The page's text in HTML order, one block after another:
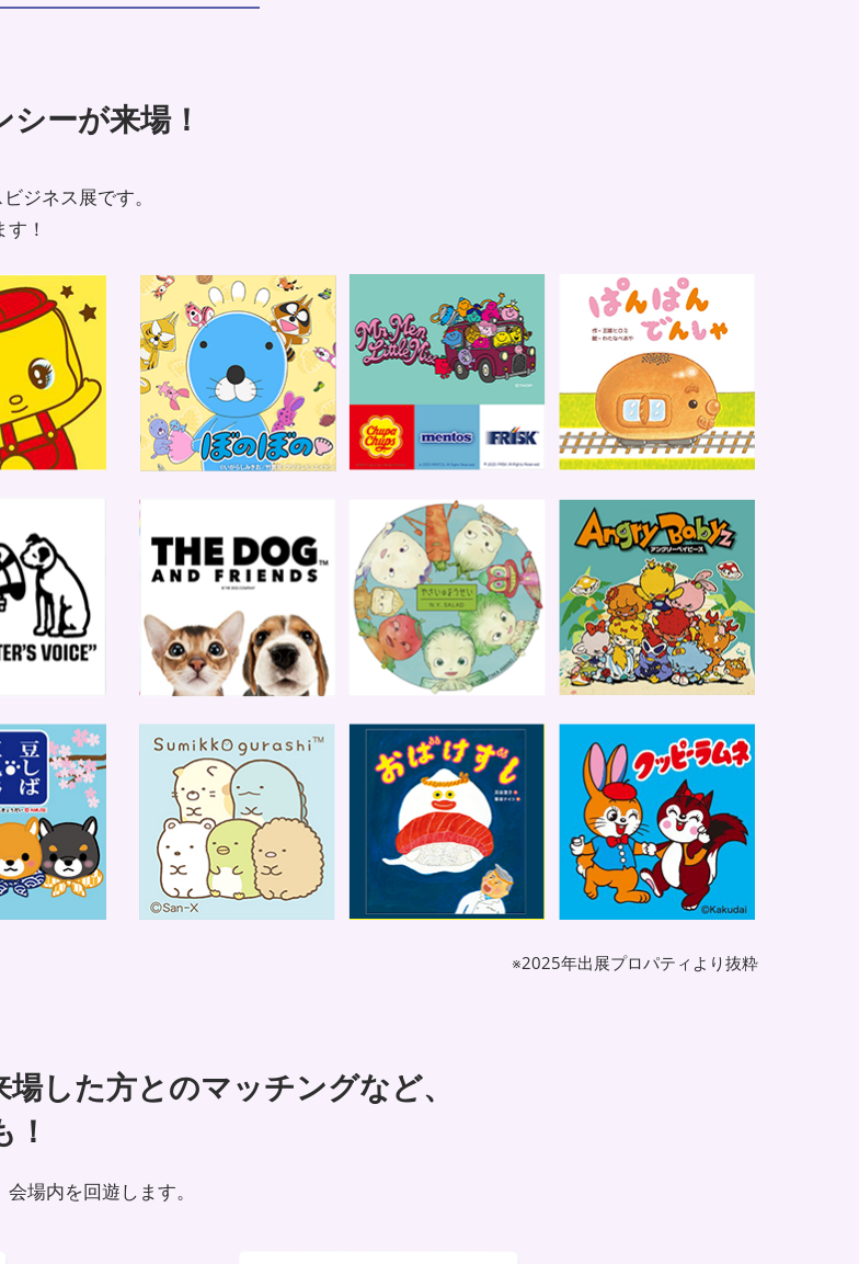
ーが来場！
ジネス展です。
！
※2025年出展プロパティより抜粋
した方とのマッチングなど、
場内を回遊します。